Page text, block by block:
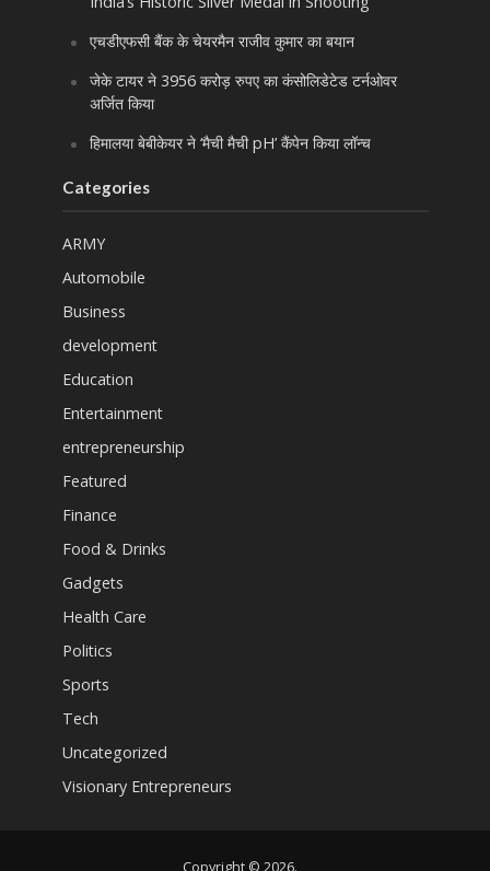
एचडीएफसी बैंक के चेयरमैन राजीव कुमार का बयान
जेके टायर ने 3956 करोड़ रुपए का कंसोलिडेटेड टर्नओवर
अर्जित किया
हिमालया बेबीकेयर ने ‘मैची मैची pH’ कैंपेन किया लॉन्च
Categories
ARMY
Automobile
Business
development
Education
Entertainment
entrepreneurship
Featured
Finance
Food & Drinks
Gadgets
Health Care
Politics
Sports
Tech
Uncategorized
Visionary Entrepreneurs